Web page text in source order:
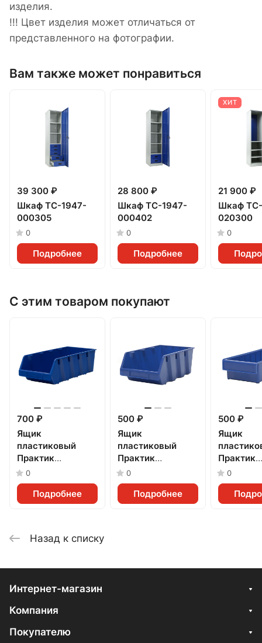
изделия.
!!! Цвет изделия может отличаться от
представленного на фотографии.
Вам также может понравиться
39 300 ₽
Шкаф TC-1947-
000305
0
Подробнее
28 800 ₽
Шкаф TC-1947-
000402
0
Подробнее
ХИТ
21 900 ₽
Шкаф
020300
0
С этим товаром покупают
700 ₽
Ящик
пластиковый
Практик
(500x230x150мм)
0
Подробнее
500 ₽
Ящик
пластиковый
Практик
(400x230x150мм)
0
Подробнее
500 ₽
Ящик
Практик
0
Назад к списку
Интернет-магазин
Компания
Покупателю